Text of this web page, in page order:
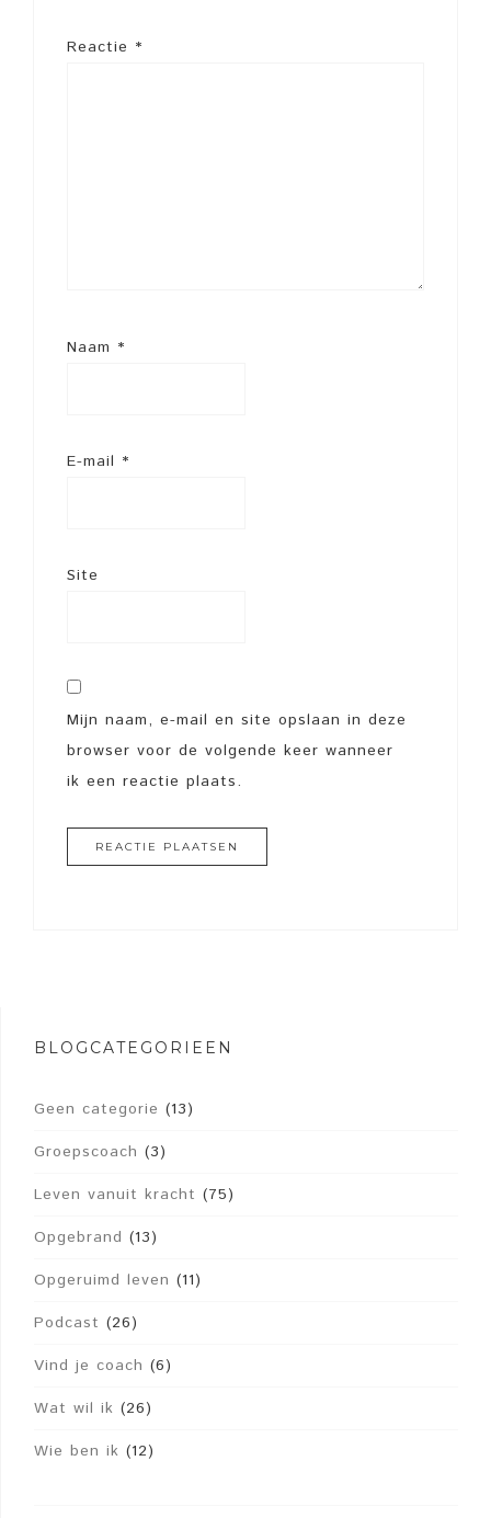
Reactie *
Naam *
E-mail *
Site
Mijn naam, e-mail en site opslaan in deze
browser voor de volgende keer wanneer
ik een reactie plaats.
BLOGCATEGORIEËN
Geen categorie (13)
Groepscoach (3)
Leven vanuit kracht (75)
Opgebrand (13)
Opgeruimd leven (11)
Podcast (26)
Vind je coach (6)
Wat wil ik (26)
Wie ben ik (12)